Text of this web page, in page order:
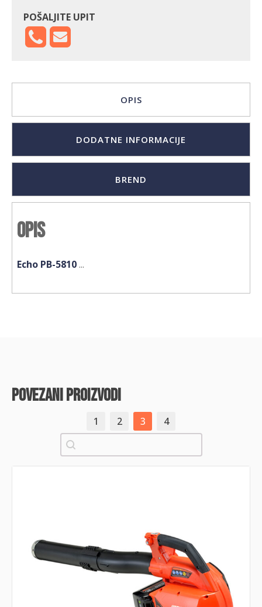
POŠALJITE UPIT
OPIS
DODATNE INFORMACIJE
BREND
Opis
Echo PB-5810...
povezani proizvodi
1 2 3
4
Pretraži